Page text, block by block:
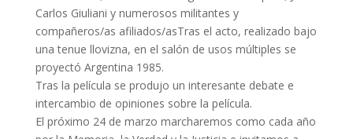
Carlos Giuliani y numerosos militantes y
compañeros/as afiliados/asTras el acto, realizado bajo
una tenue llovizna, en el salón de usos múltiples se
proyectó Argentina 1985.
Tras la película se produjo un interesante debate e
intercambio de opiniones sobre la película.
El próximo 24 de marzo marcharemos como cada año